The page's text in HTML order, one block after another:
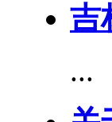
吉
...